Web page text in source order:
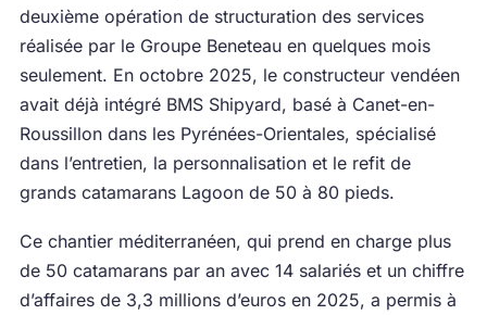
deuxième opération de structuration des services
réalisée par le Groupe Beneteau en quelques mois
seulement. En octobre 2025, le constructeur vendéen
avait déjà intégré BMS Shipyard, basé à Canet-en-
Roussillon dans les Pyrénées-Orientales, spécialisé
dans l’entretien, la personnalisation et le refit de
grands catamarans Lagoon de 50 à 80 pieds.
Ce chantier méditerranéen, qui prend en charge plus
de 50 catamarans par an avec 14 salariés et un chiffre
d’affaires de 3,3 millions d’euros en 2025, a permis à